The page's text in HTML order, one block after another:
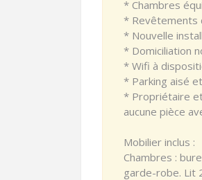
* Chambres
* Revêtements
* Nouvelle
* Domiciliation
* Wifi à
* Parking aisé
* Propriétaire
aucune pièce
Mobilier inclus :
Chambres :
garde-robe. Lit